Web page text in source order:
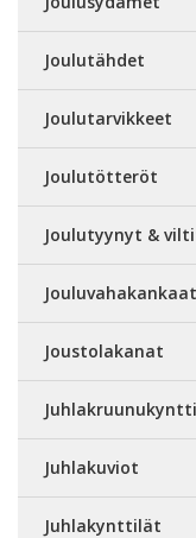
Joulutähdet
Joulutarvikkeet
Joulutötteröt
Joulutyynyt &
Jouluvahakankaat
Joustolakanat
Juhlakuviot
Juhlakynttilät